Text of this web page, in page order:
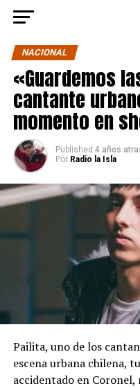
NACIONAL
«Guardemos
cantante
momento en
Published 4 años
Por Radio la Isla
Pailita, uno de los
escena urbana chilena,
accidentado en